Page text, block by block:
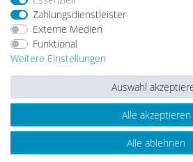
Barrierefreiheitserklärung
© Copyright 2026 | Alle Rechte
Zahlungsdienstleister
Externe Medien
Funktional
Weitere Einstellungen
Alle akzeptieren
Alle ablehnen
Auswahl